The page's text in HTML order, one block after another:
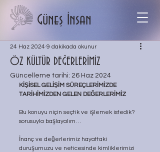
Güneş İnsan
ÖZ KÜLTÜR DEĞERLERİMİZ
24 Haz 2024 9 dakikada okunur
Güncelleme tarihi: 26 Haz 2024
KİŞİSEL GELİŞİM SÜREÇLERİMİZDE
TARİHİMİZDEN GELEN DEĞERLERİMİZ
Bu konuyu niçin seçtik ve işlemek istedik?
sorusuyla başlayalım…
İnanç ve değerlerimiz hayattaki
duruşumuzu ve neticesinde kimliklerimizi